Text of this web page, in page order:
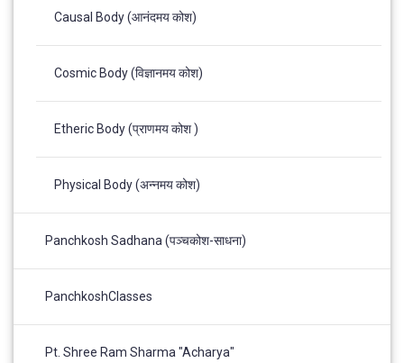
Causal Body (आनंदमय कोश)
Cosmic Body (विज्ञानमय कोश)
Etheric Body (प्राणमय कोश )
Physical Body (अन्नमय कोश)
Panchkosh Sadhana (पञ्चकोश-साधना)
PanchkoshClasses
Pt. Shree Ram Sharma "Acharya"